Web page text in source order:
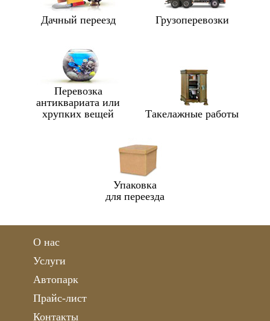
Дачный переезд Грузоперевозки
Перевозка
антиквариата или
хрупких вещей
Такелажные работы
Упаковка
для переезда
О нас
Услуги
Автопарк
Прайс-лист
Контакты